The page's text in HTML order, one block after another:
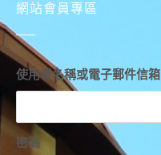
網站會員專區
使用者名稱或電子郵件信箱
密碼